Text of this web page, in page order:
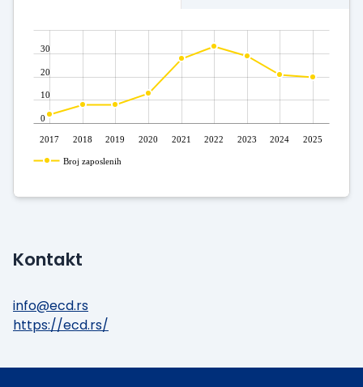
2017 2018 2019 2020 2021 2022 2023 2024 2025
0
10
20
30
Broj zaposlenih
Kontakt
info@ecd.rs
https://ecd.rs/